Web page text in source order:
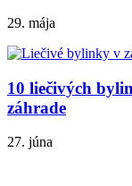
29. mája
10 liečivých
záhrade
27. júna